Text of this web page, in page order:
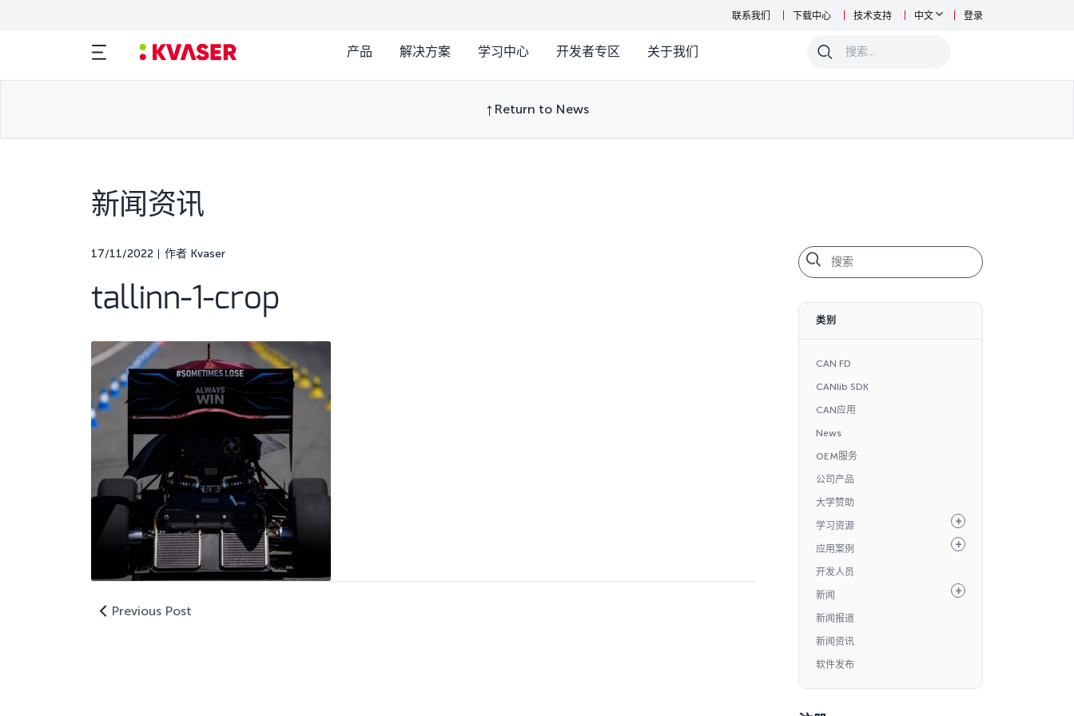
联系我们 下载中心 技术支持 中文 登录
产品 解决方案 学习中心 开发者专区 关于我们 0
Return to News
新闻资讯
17/11/2022 作者 Kvaser
tallinn-1-crop
Previous Post
类别
CAN FD
CANlib SDK
CAN应用
News
OEM服务
公司产品
大学赞助
学习资源
应用案例
开发人员
新闻
新闻报道
新闻资讯
软件发布